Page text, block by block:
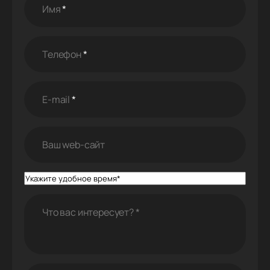
Имя*
Телефон*
E-mail*
Ваш web-cайт
Что вас интересует?*